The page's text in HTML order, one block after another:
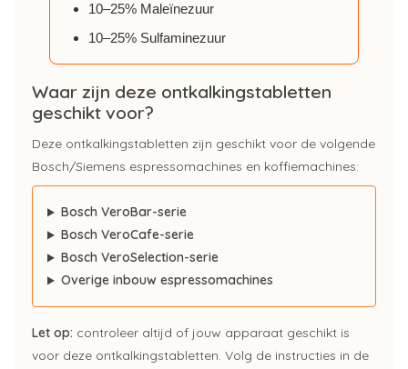
10–25% Maleïnezuur
10–25% Sulfaminezuur
Waar zijn deze ontkalkingstabletten
geschikt voor?
Deze ontkalkingstabletten zijn geschikt voor de volgende
Bosch/Siemens espressomachines en koffiemachines:
Bosch VeroBar-serie
Bosch VeroCafe-serie
Bosch VeroSelection-serie
Overige inbouw espressomachines
Let op: controleer altijd of jouw apparaat geschikt is
voor deze ontkalkingstabletten. Volg de instructies in de